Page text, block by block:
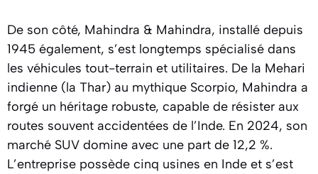
De son côté, Mahindra & Mahindra, installé depuis
1945 également, s’est longtemps spécialisé dans
les véhicules tout-terrain et utilitaires. De la Mehari
indienne (la Thar) au mythique Scorpio, Mahindra a
forgé un héritage robuste, capable de résister aux
routes souvent accidentées de l’Inde. En 2024, son
marché SUV domine avec une part de 12,2 %.
L’entreprise possède cinq usines en Inde et s’est